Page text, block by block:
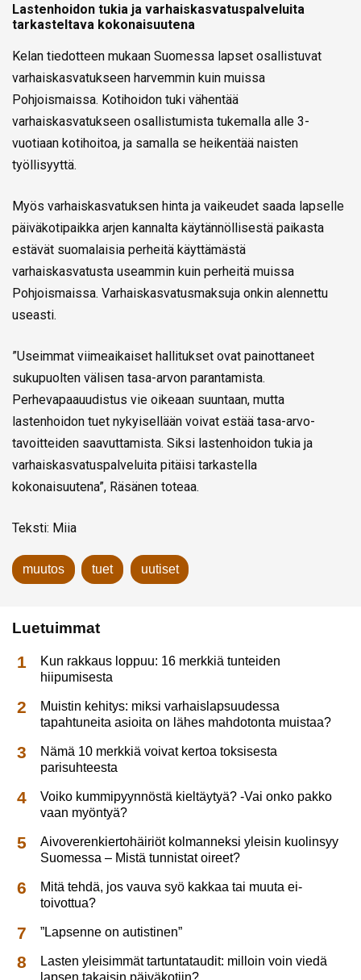
Lastenhoidon tukia ja varhaiskasvatuspalveluita
tarkasteltava kokonaisuutena
Kelan tiedotteen mukaan Suomessa lapset osallistuvat
varhaiskasvatukseen harvemmin kuin muissa
Pohjoismaissa. Kotihoidon tuki vähentää
varhaiskasvatukseen osallistumista tukemalla alle 3-
vuotiaan kotihoitoa, ja samalla se heikentää naisten
työllisyyttä.
Myös varhaiskasvatuksen hinta ja vaikeudet saada lapselle
päiväkotipaikka arjen kannalta käytännöllisestä paikasta
estävät suomalaisia perheitä käyttämästä
varhaiskasvatusta useammin kuin perheitä muissa
Pohjoismaissa. Varhaiskasvatusmaksuja onkin alennettu
useasti.
”Useimmat viimeaikaiset hallitukset ovat painottaneet
sukupuolten välisen tasa-arvon parantamista.
Perhevapaauudistus vie oikeaan suuntaan, mutta
lastenhoidon tuet nykyisellään voivat estää tasa-arvo-
tavoitteiden saavuttamista. Siksi lastenhoidon tukia ja
varhaiskasvatuspalveluita pitäisi tarkastella
kokonaisuutena”, Räsänen toteaa.
Teksti: Miia
muutos tuet uutiset
Luetuimmat
Kun rakkaus loppuu: 16 merkkiä tunteiden
hiipumisesta
Muistin kehitys: miksi varhaislapsuudessa
tapahtuneita asioita on lähes mahdotonta muistaa?
Nämä 10 merkkiä voivat kertoa toksisesta
parisuhteesta
Voiko kummipyynnöstä kieltäytyä? -Vai onko pakko
vaan myöntyä?
Aivoverenkiertohäiriöt kolmanneksi yleisin kuolinsyy
Suomessa – Mistä tunnistat oireet?
Mitä tehdä, jos vauva syö kakkaa tai muuta ei-
toivottua?
”Lapsenne on autistinen”
Lasten yleisimmät tartuntataudit: milloin voin viedä
lapsen takaisin päiväkotiin?